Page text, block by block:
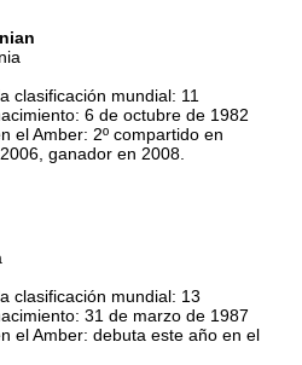
clasificación mundial: 11
6 de octubre de 1982
el Amber: 2º compartido en
ganador en 2008.
clasificación mundial: 13
31 de marzo de 1987
el Amber: debuta este año en el